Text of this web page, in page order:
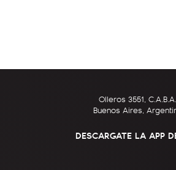
Olleros 3551, C.A.B.A.
Buenos Aires,
DESCARGATE LA APP